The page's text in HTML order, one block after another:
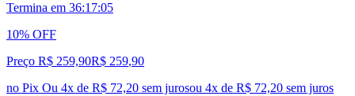
Termina em 36:17:04
10% OFF
Preço R$ 259,90R$ 259,90
no Pix Ou 4x de R$ 72,20 sem jurosou 4x de R$ 72,20 sem juros